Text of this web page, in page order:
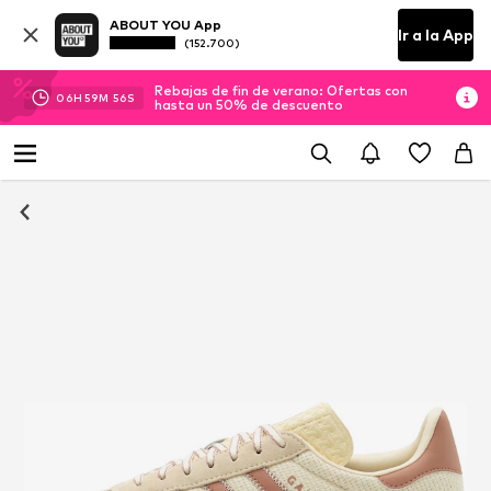
ABOUT YOU App
(152.700) Ir a la App
06H 59M 55S
Rebajas de fin de verano: Ofertas con
hasta un 50% de descuento